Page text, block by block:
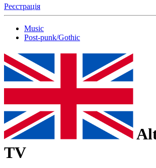
Реєстрація
Music
Post-punk/Gothic
TV